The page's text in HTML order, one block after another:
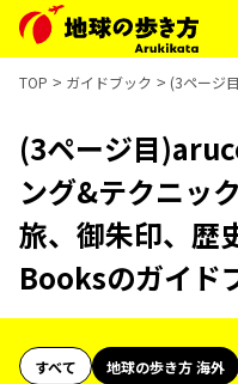
TOP ガイドブック (3ページ
(3ページ目
ング&テクニッ
旅、御朱印、歴
Booksのガイド
すべて 地球の歩き方 海外